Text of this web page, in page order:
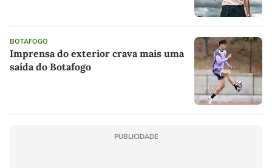
BOTAFOGO
Imprensa do exterior crava mais uma
saída do Botafogo
PUBLICIDADE